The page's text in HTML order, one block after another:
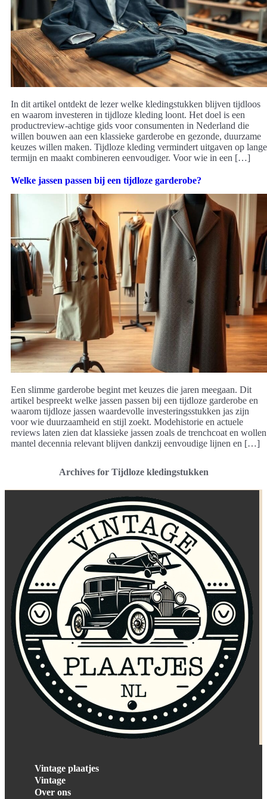
In dit artikel ontdekt de lezer welke kledingstukken blijven tijdloos
en waarom investeren in tijdloze kleding loont. Het doel is een
productreview-achtige gids voor consumenten in Nederland die
willen bouwen aan een klassieke garderobe en gezonde, duurzame
keuzes willen maken. Tijdloze kleding vermindert uitgaven op lange
termijn en maakt combineren eenvoudiger. Voor wie in een […]
Welke jassen passen bij een tijdloze garderobe?
Een slimme garderobe begint met keuzes die jaren meegaan. Dit
artikel bespreekt welke jassen passen bij een tijdloze garderobe en
waarom tijdloze jassen waardevolle investeringsstukken jas zijn
voor wie duurzaamheid en stijl zoekt. Modehistorie en actuele
reviews laten zien dat klassieke jassen zoals de trenchcoat en wollen
mantel decennia relevant blijven dankzij eenvoudige lijnen en […]
Archives for Tijdloze kledingstukken
Vintage plaatjes
Vintage
Over ons